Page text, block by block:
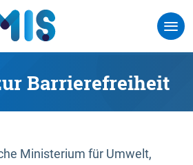
Barrierefreiheit
Ministerium für Umwelt,